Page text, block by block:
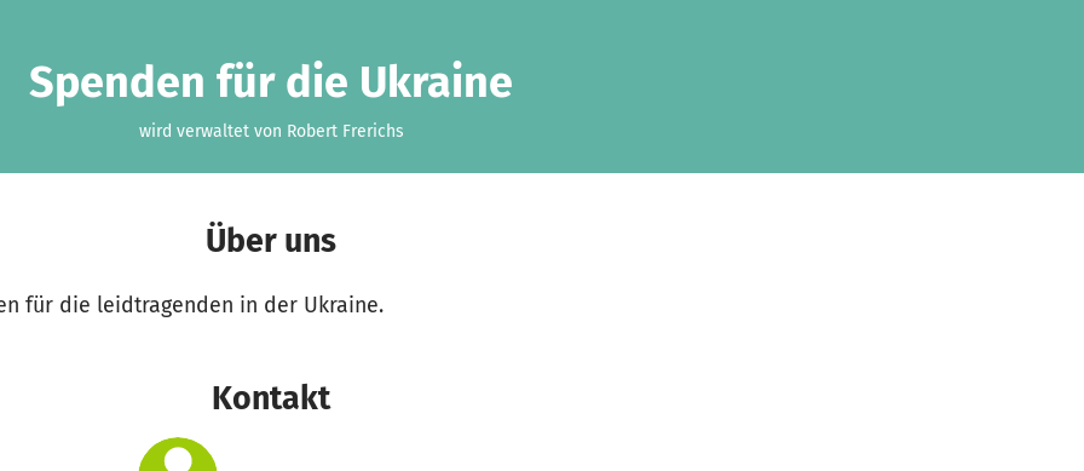
Spenden für die Ukraine
wird verwaltet von Robert Frerichs
Über uns
für die leidtragenden in der Ukraine.
Kontakt